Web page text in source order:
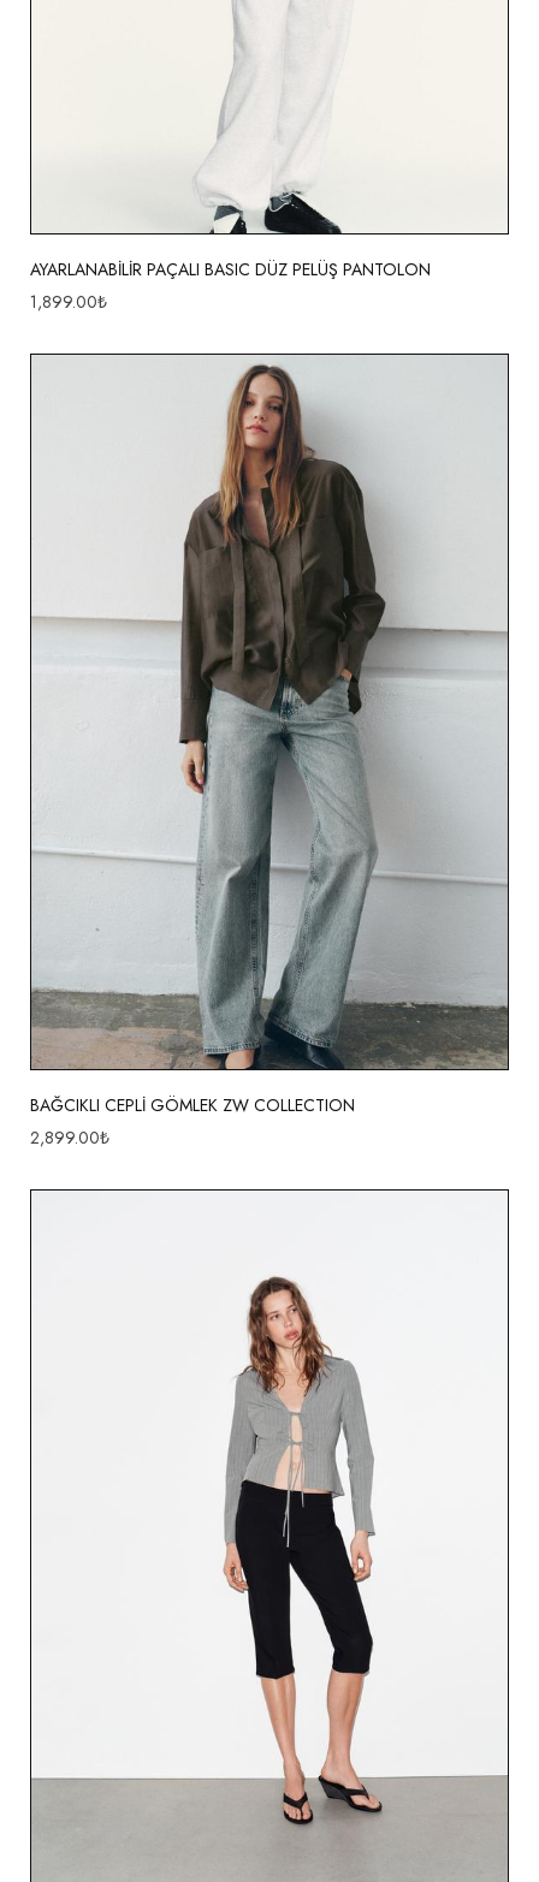
AYARLANABİLİR PAÇALI BASIC DÜZ PELÜŞ PANTOLON
1,899.00₺
BAĞCIKLI CEPLİ GÖMLEK ZW COLLECTION
2,899.00₺